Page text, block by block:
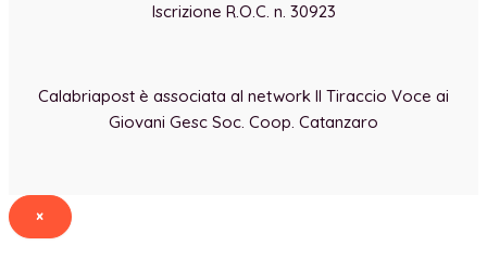
Iscrizione R.O.C. n. 30923
Calabriapost è associata al network Il Tiraccio Voce ai
Giovani Gesc Soc. Coop. Catanzaro
×